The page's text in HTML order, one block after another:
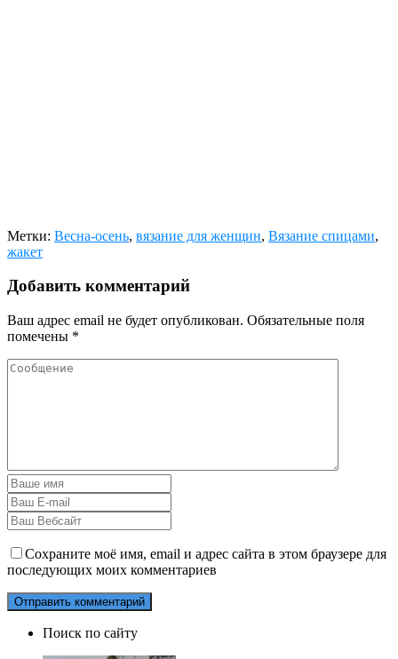
Метки: Весна-осень, вязание для женщин, Вязание спицами,
жакет
Добавить комментарий
Ваш адрес email не будет опубликован. Обязательные поля
помечены *
Сохраните моё имя, email и адрес сайта в этом браузере для
последующих моих комментариев
Поиск по сайту